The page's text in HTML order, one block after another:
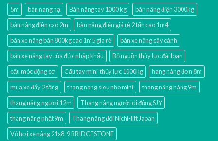
5m bàn nang hạ Bàn nâng tay 1000 kg
bàn nâng điện 3000kg
bàn nâng điện cao 2m
bàn nâng điện giá rẻ 2 tấn cao 1m4
bán xe nâng bàn 800kg cao 1m5 gía rẻ
bán xe nâng cây cảnh
bán xe nâng tay của đức nhập khẩu
Bộ nguồn thủy lực đài loan
cẩu móc động cơ
Cẩu tay mini thủy lực 1000kg
hang nâng đơn 8m
mua xe đẩy 2 tầng
thang nang sieu nho mini
thang nâng hàng 9m
thang nâng người 12m
Thang nâng người di động SJY
thang nâng nhật 9m
Thang nâng đôi Nichi-lift Japan
Vỏ hơi xe nâng 21x8-9 BRIDGESTONE